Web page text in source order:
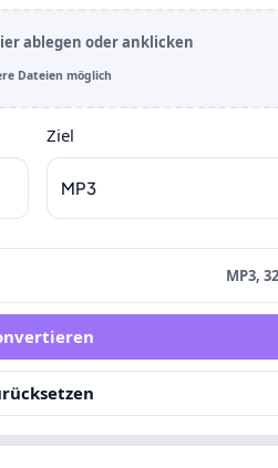
ablegen oder anklicken
Dateien möglich
Ziel
MP3,